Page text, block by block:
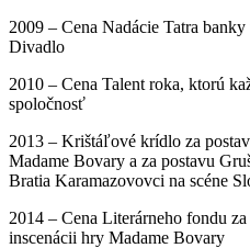
2009 – Cena Nadácie Tatra
Divadlo
2010 – Cena Talent roka, ktorú
spoločnosť
2013 – Krištáľové krídlo za
Madame Bovary a za postavu
Bratia Karamazovovci na scéne
2014 – Cena Literárneho fondu
inscenácii hry Madame Bovary